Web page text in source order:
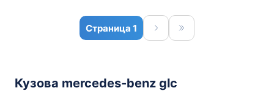
1
Кузова mercedes-benz glc